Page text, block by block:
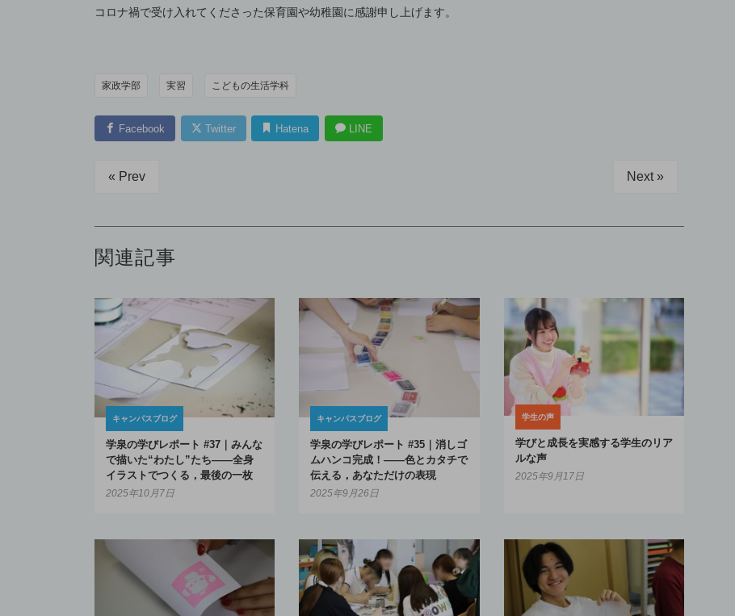
コロナ禍で受け入れてくださった保育園や幼稚園に感謝申し上げます。
家政学部 実習 こどもの生活学科
Facebook Twitter Hatena LINE
« Prev Next »
関連記事
キャンパスブログ
学泉の学びレポート #37｜みんな
で描いた“わたし”たち――全身
イラストでつくる，最後の一枚
2025年10月7日
キャンパスブログ
学泉の学びレポート #35｜消しゴ
ムハンコ完成！――色とカタチで
伝える，あなただけの表現
2025年9月26日
学生の声
学びと成長を実感する学生のリア
ルな声
2025年9月17日